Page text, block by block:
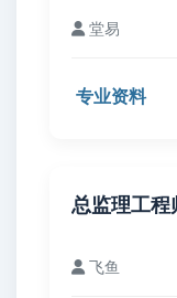
堂易
专业资料
总监理工
飞鱼